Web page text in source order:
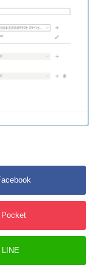
Pocket
LINE